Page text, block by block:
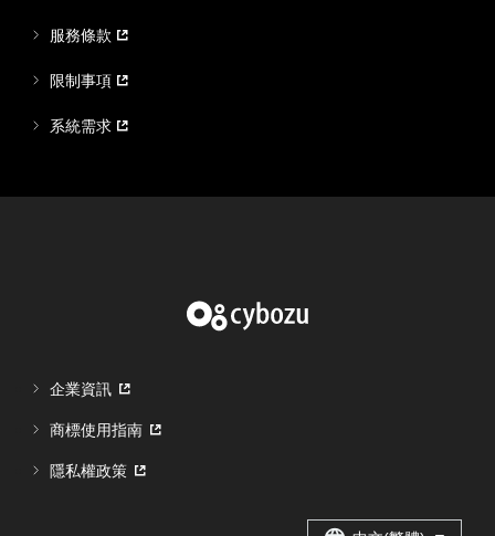
服務條款
限制事項
系統需求
企業資訊
商標使用指南
隱私權政策